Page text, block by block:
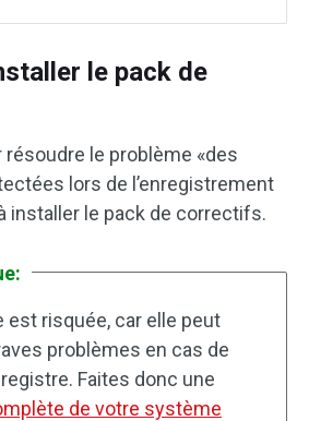
le pack de
résoudre le problème «des
lors de l’enregistrement
installer le pack de correctifs.
risquée, car elle peut
problèmes en cas de
Faites donc une
de votre système